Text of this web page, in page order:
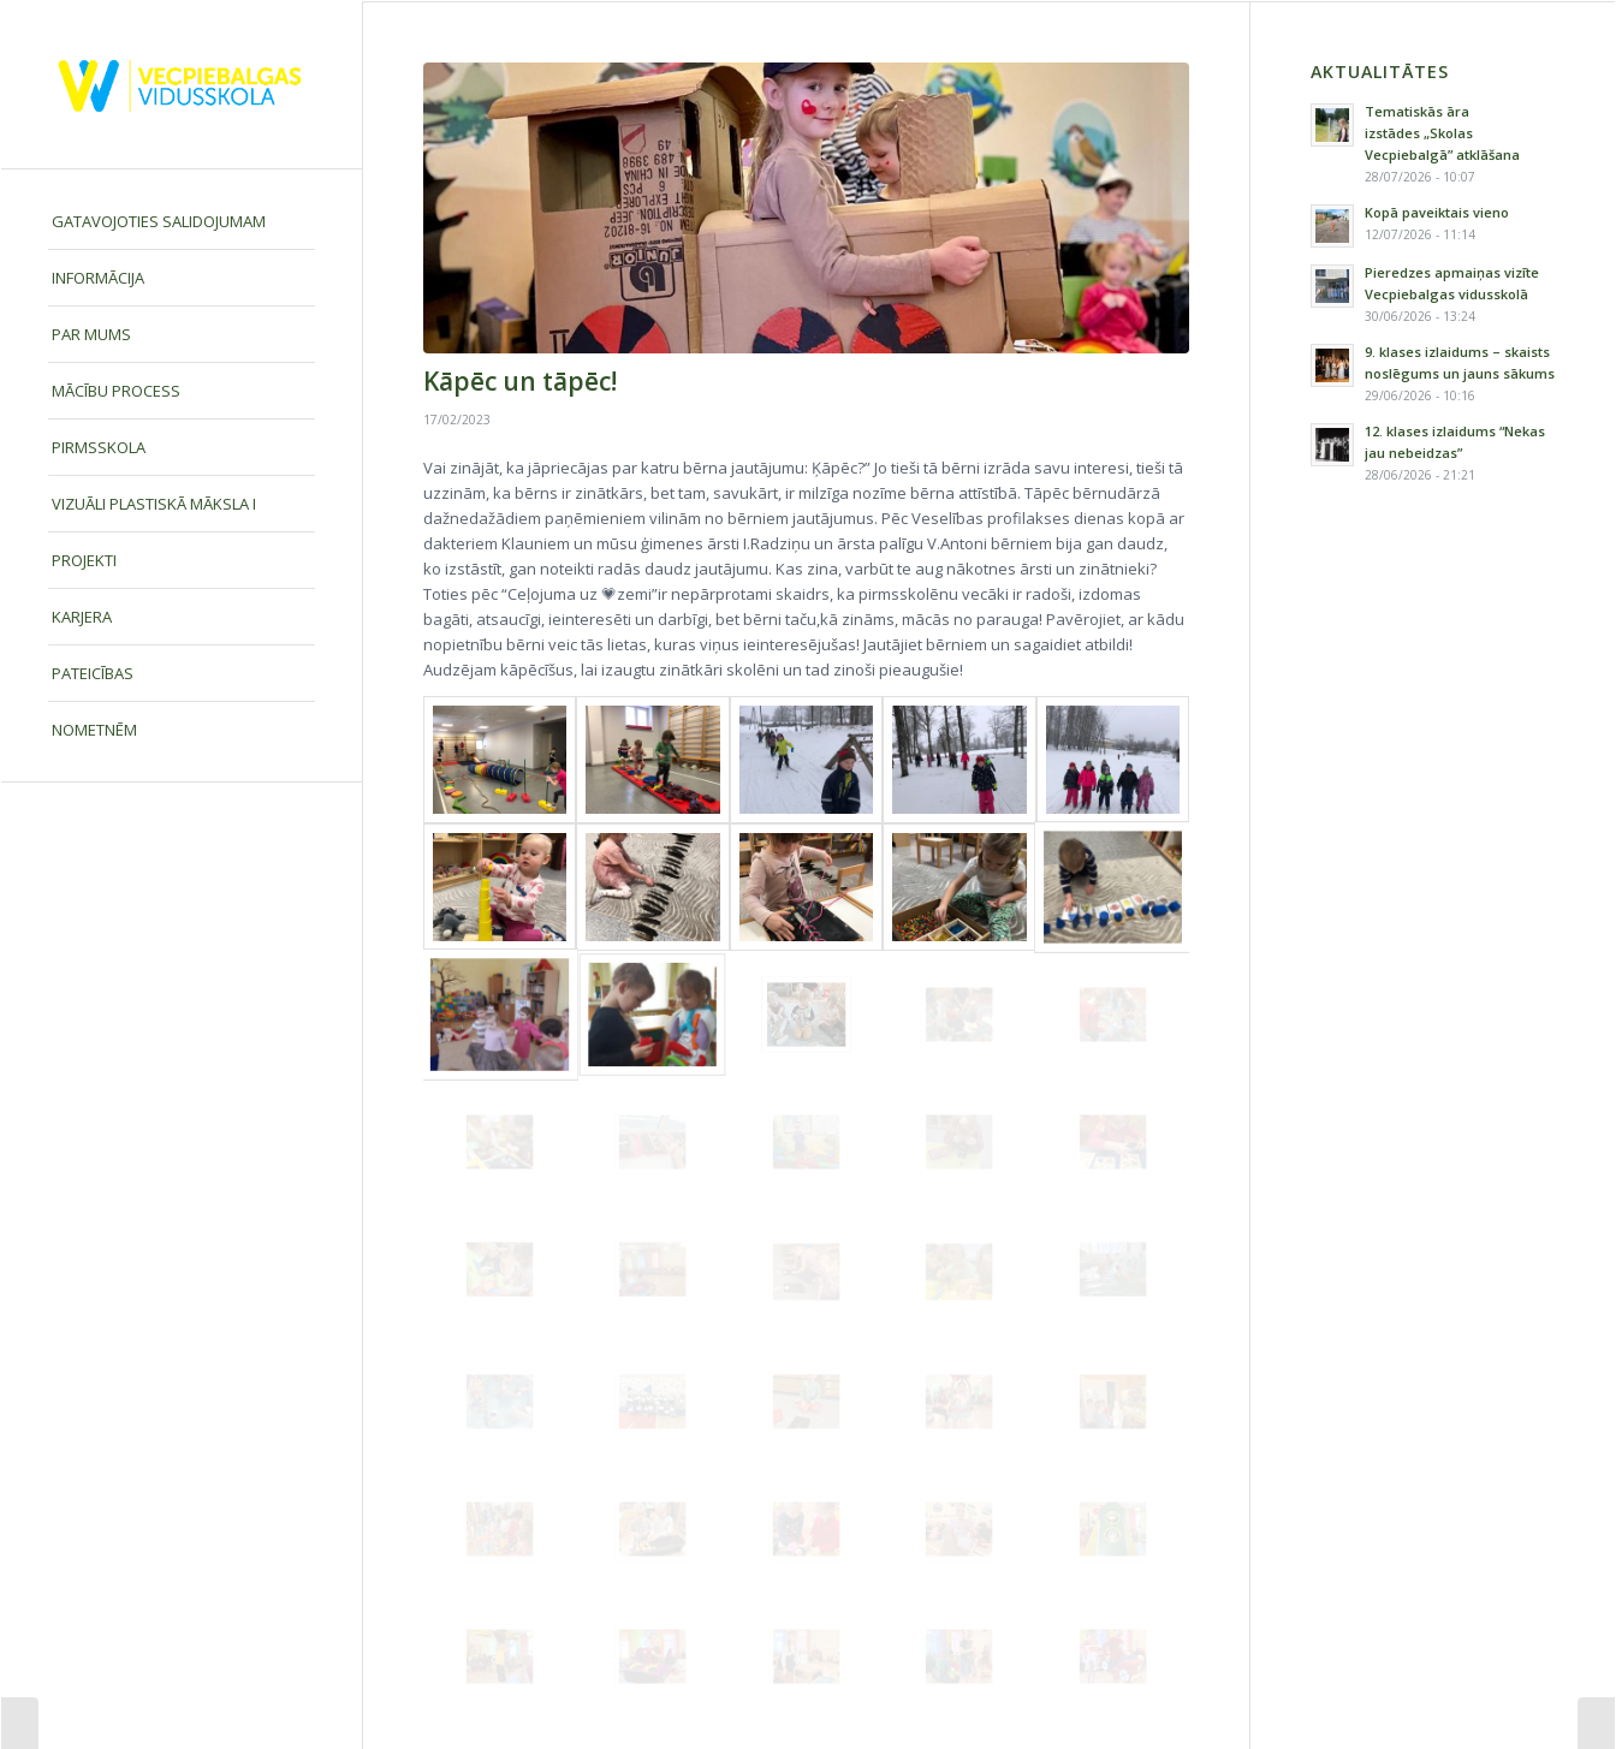
GATAVOJOTIES SALIDOJUMAM
INFORMĀCIJA
PAR MUMS
MĀCĪBU PROCESS
PIRMSSKOLA
VIZUĀLI PLASTISKĀ MĀKSLA I
PROJEKTI
KARJERA
PATEICĪBAS
NOMETNĒM
Kāpēc un tāpēc!
17/02/2023
Vai zinājāt, ka jāpriecājas par katru bērna jautājumu: Ķāpēc?” Jo tieši tā bērni izrāda savu interesi, tieši tā
uzzinām, ka bērns ir zinātkārs, bet tam, savukārt, ir milzīga nozīme bērna attīstībā. Tāpēc bērnudārzā
dažnedažādiem paņēmieniem vilinām no bērniem jautājumus. Pēc Veselības profilakses dienas kopā ar
dakteriem Klauniem un mūsu ģimenes ārsti I.Radziņu un ārsta palīgu V.Antoni bērniem bija gan daudz,
ko izstāstīt, gan noteikti radās daudz jautājumu. Kas zina, varbūt te aug nākotnes ārsti un zinātnieki?
Toties pēc “Ceļojuma uz 💗zemi”ir nepārprotami skaidrs, ka pirmsskolēnu vecāki ir radoši, izdomas
bagāti, atsaucīgi, ieinteresēti un darbīgi, bet bērni taču,kā zināms, mācās no parauga! Pavērojiet, ar kādu
nopietnību bērni veic tās lietas, kuras viņus ieinteresējušas! Jautājiet bērniem un sagaidiet atbildi!
Audzējam kāpēcīšus, lai izaugtu zinātkāri skolēni un tad zinoši pieaugušie!
AKTUALITĀTES
Tematiskās āra
izstādes „Skolas
Vecpiebalgā” atklāšana
28/07/2026 - 10:07
Kopā paveiktais vieno
12/07/2026 - 11:14
Pieredzes apmaiņas vizīte
Vecpiebalgas vidusskolā
30/06/2026 - 13:24
9. klases izlaidums – skaists
noslēgums un jauns sākums
29/06/2026 - 10:16
12. klases izlaidums “Nekas
jau nebeidzas”
28/06/2026 - 21:21